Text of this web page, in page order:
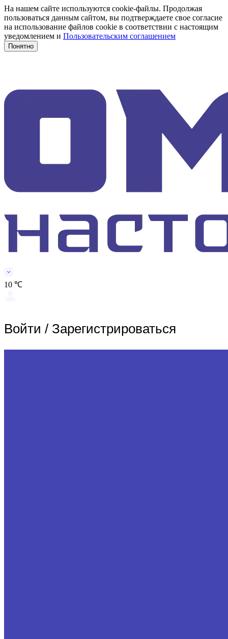
На нашем сайте используются cookie-файлы. Продолжая
пользоваться данным сайтом, вы подтверждаете свое согласие
на использование файлов cookie в соответствии с настоящим
уведомлением и Пользовательским соглашением
Понятно
10 ℃
Войти / Зарегистрироваться